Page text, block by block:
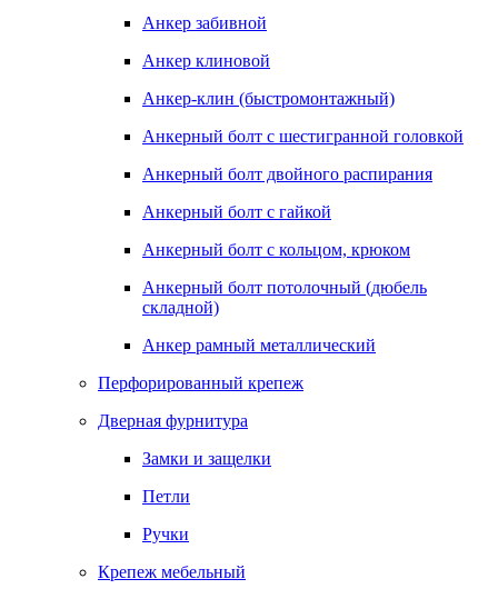
Анкер забивной
Анкер клиновой
Анкер-клин (быстромонтажный)
Анкерный болт с шестигранной головкой
Анкерный болт двойного распирания
Анкерный болт с гайкой
Анкерный болт с кольцом, крюком
Анкерный болт потолочный (дюбель
складной)
Анкер рамный металлический
Перфорированный крепеж
Дверная фурнитура
Замки и защелки
Петли
Ручки
Крепеж мебельный